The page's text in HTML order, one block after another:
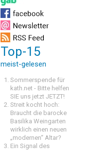
Top-15
meist-gelesen
Sommerspende für
kath.net - Bitte helfen
SIE uns jetzt JETZT!
Streit kocht hoch:
Braucht die barocke
Basilika Weingarten
wirklich einen neuen
„modernen“ Altar?
Ein Signal des